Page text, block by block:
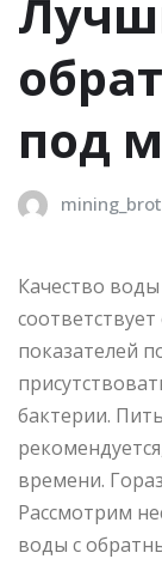
под
Качество
показателей
бактерии.
времени.
Рассмотрим
воды с